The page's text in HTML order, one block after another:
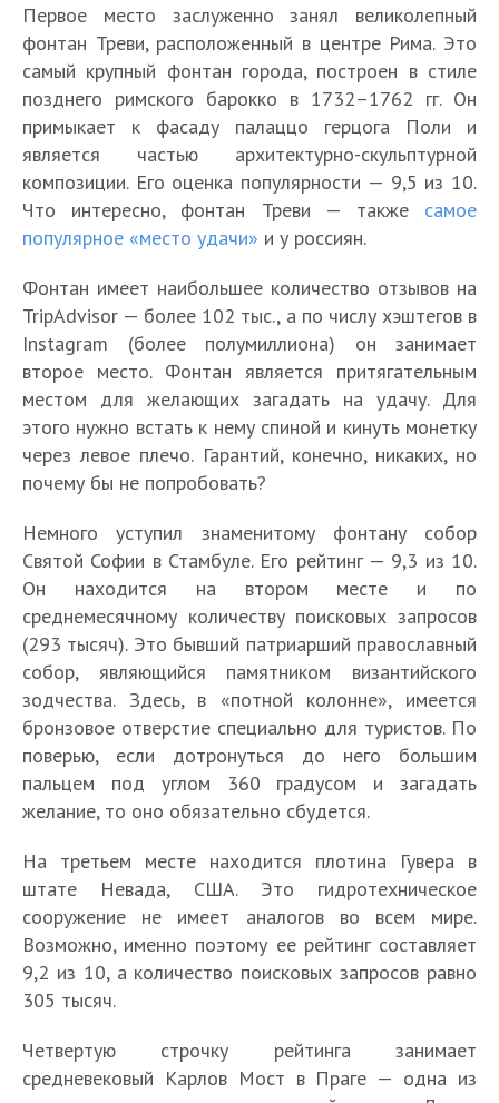
Первое место заслуженно занял великолепный
фонтан Треви, расположенный в центре Рима. Это
самый крупный фонтан города, построен в стиле
позднего римского барокко в 1732–1762 гг. Он
примыкает к фасаду палаццо герцога Поли и
является частью архитектурно-скульптурной
композиции. Его оценка популярности — 9,5 из 10.
Что интересно, фонтан Треви — также самое
популярное «место удачи» и у россиян.
Фонтан имеет наибольшее количество отзывов на
TripAdvisor — более 102 тыс., а по числу хэштегов в
Instagram (более полумиллиона) он занимает
второе место. Фонтан является притягательным
местом для желающих загадать на удачу. Для
этого нужно встать к нему спиной и кинуть монетку
через левое плечо. Гарантий, конечно, никаких, но
почему бы не попробовать?
Немного уступил знаменитому фонтану собор
Святой Софии в Стамбуле. Его рейтинг — 9,3 из 10.
Он находится на втором месте и по
среднемесячному количеству поисковых запросов
(293 тысяч). Это бывший патриарший православный
собор, являющийся памятником византийского
зодчества. Здесь, в «потной колонне», имеется
бронзовое отверстие специально для туристов. По
поверью, если дотронуться до него большим
пальцем под углом 360 градусом и загадать
желание, то оно обязательно сбудется.
На третьем месте находится плотина Гувера в
штате Невада, США. Это гидротехническое
сооружение не имеет аналогов во всем мире.
Возможно, именно поэтому ее рейтинг составляет
9,2 из 10, а количество поисковых запросов равно
305 тысяч.
Четвертую строчку рейтинга занимает
средневековый Карлов Мост в Праге — одна из